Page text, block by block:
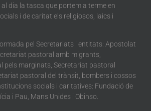
dia la tasca que portem a terme en
i de caritat els religiosos, laics i
pel Secretariats i entitats: Apostolat
pastoral amb migrants,
pels marginats, Secretariat pastoral
pastoral del trànsit, bombers i cossos
socials i caritatives: Fundació de
i Pau, Mans Unides i Obinso.